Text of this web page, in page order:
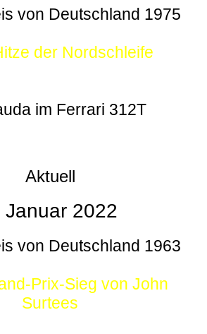
von Deutschland 1975
der Nordschleife
im Ferrari 312T
Aktuell
Januar 2022
von Deutschland 1963
Prix-Sieg von John
Surtees